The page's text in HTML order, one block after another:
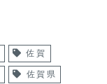
佐賀
佐賀県